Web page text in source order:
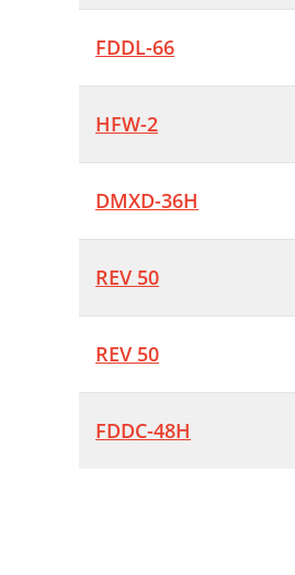
FDDL-66
HFW-2
DMXD-36H
REV 50
REV 50
FDDC-48H